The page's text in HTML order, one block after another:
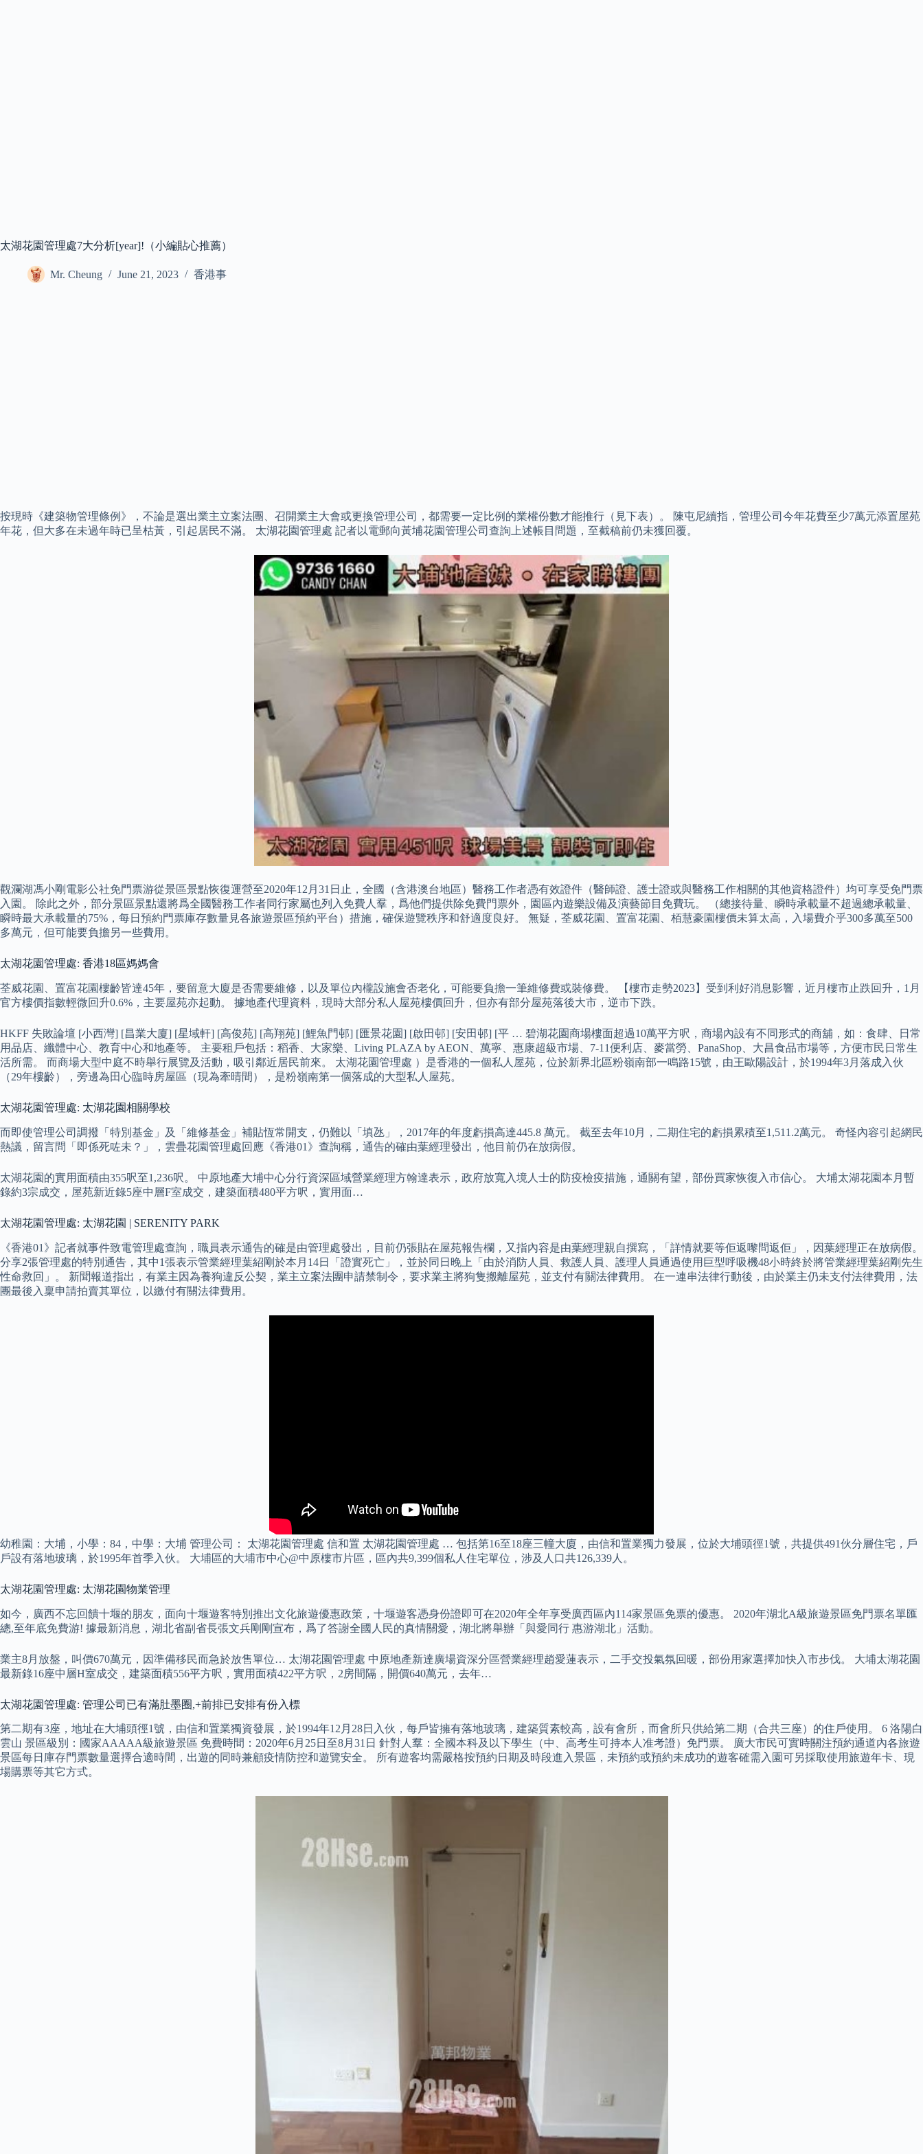
太湖花園管理處7大分析[year]!（小編貼心推薦）
Mr. Cheung June 21, 2023 香港事
按現時《建築物管理條例》，不論是選出業主立案法團、召開業主大會或更換管理公司，都需要一定比例的業權份數才能推行（見下表）。 陳屯尼續指，管理公司今年花費至少7萬元添置屋苑
年花，但大多在未過年時已呈枯黃，引起居民不滿。 太湖花園管理處 記者以電郵向黃埔花園管理公司查詢上述帳目問題，至截稿前仍未獲回覆。
觀瀾湖馮小剛電影公社免門票游從景區景點恢復運營至2020年12月31日止，全國（含港澳台地區）醫務工作者憑有效證件（醫師證、護士證或與醫務工作相關的其他資格證件）均可享受免門票
入園。 除此之外，部分景區景點還將爲全國醫務工作者同行家屬也列入免費人羣，爲他們提供除免費門票外，園區內遊樂設備及演藝節目免費玩。 （總接待量、瞬時承載量不超過總承載量、
瞬時最大承載量的75%，每日預約門票庫存數量見各旅遊景區預約平台）措施，確保遊覽秩序和舒適度良好。 無疑，荃威花園、置富花園、栢慧豪園樓價未算太高，入場費介乎300多萬至500
多萬元，但可能要負擔另一些費用。
太湖花園管理處: 香港18區媽媽會
荃威花園、置富花園樓齡皆達45年，要留意大廈是否需要維修，以及單位內櫳設施會否老化，可能要負擔一筆維修費或裝修費。 【樓市走勢2023】受到利好消息影響，近月樓市止跌回升，1月
官方樓價指數輕微回升0.6%，主要屋苑亦起動。 據地產代理資料，現時大部分私人屋苑樓價回升，但亦有部分屋苑落後大市，逆市下跌。
HKFF 失敗論壇 [小西灣] [昌業大廈] [星域軒] [高俊苑] [高翔苑] [鯉魚門邨] [匯景花園] [啟田邨] [安田邨] [平 … 碧湖花園商場樓面超過10萬平方呎，商場內設有不同形式的商舖，如：食肆、日常
用品店、纖體中心、教育中心和地產等。 主要租戶包括：稻香、大家樂、Living PLAZA by AEON、萬寧、惠康超級市場、7-11便利店、麥當勞、PanaShop、大昌食品市場等，方便市民日常生
活所需。 而商場大型中庭不時舉行展覽及活動，吸引鄰近居民前來。 太湖花園管理處 ）是香港的一個私人屋苑，位於新界北區粉嶺南部一鳴路15號，由王歐陽設計，於1994年3月落成入伙
（29年樓齡），旁邊為田心臨時房屋區（現為牽晴間），是粉嶺南第一個落成的大型私人屋苑。
太湖花園管理處: 太湖花園相關學校
而即使管理公司調撥「特別基金」及「維修基金」補貼恆常開支，仍難以「填氹」，2017年的年度虧損高達445.8 萬元。 截至去年10月，二期住宅的虧損累積至1,511.2萬元。 奇怪內容引起網民
熱議，留言問「即係死咗未？」，雲疊花園管理處回應《香港01》查詢稱，通告的確由葉經理發出，他目前仍在放病假。
太湖花園的實用面積由355呎至1,236呎。 中原地產大埔中心分行資深區域營業經理方翰達表示，政府放寬入境人士的防疫檢疫措施，通關有望，部份買家恢復入市信心。 大埔太湖花園本月暫
錄約3宗成交，屋苑新近錄5座中層F室成交，建築面積480平方呎，實用面…
太湖花園管理處: 太湖花園 | SERENITY PARK
《香港01》記者就事件致電管理處查詢，職員表示通告的確是由管理處發出，目前仍張貼在屋苑報告欄，又指內容是由葉經理親自撰寫，「詳情就要等佢返嚟問返佢」，因葉經理正在放病假。
分享2張管理處的特別通告，其中1張表示管業經理葉紹剛於本月14日「證實死亡」，並於同日晚上「由於消防人員、救護人員、護理人員通過使用巨型呼吸機48小時終於將管業經理葉紹剛先生
性命救回」。 新聞報道指出，有業主因為養狗違反公契，業主立案法團申請禁制令，要求業主將狗隻搬離屋苑，並支付有關法律費用。 在一連串法律行動後，由於業主仍未支付法律費用，法
團最後入稟申請拍賣其單位，以繳付有關法律費用。
幼稚園：大埔，小學：84，中學：大埔 管理公司： 太湖花園管理處 信和置 太湖花園管理處 … 包括第16至18座三幢大廈，由信和置業獨力發展，位於大埔頭徑1號，共提供491伙分層住宅，戶
戶設有落地玻璃，於1995年首季入伙。 大埔區的大埔市中心@中原樓市片區，區內共9,399個私人住宅單位，涉及人口共126,339人。
太湖花園管理處: 太湖花園物業管理
如今，廣西不忘回饋十堰的朋友，面向十堰遊客特別推出文化旅遊優惠政策，十堰遊客憑身份證即可在2020年全年享受廣西區內114家景區免票的優惠。 2020年湖北A級旅遊景區免門票名單匯
總,至年底免費游! 據最新消息，湖北省副省長張文兵剛剛宣布，爲了答謝全國人民的真情關愛，湖北將舉辦「與愛同行 惠游湖北」活動。
業主8月放盤，叫價670萬元，因準備移民而急於放售單位… 太湖花園管理處 中原地產新達廣場資深分區營業經理趙愛蓮表示，二手交投氣氛回暖，部份用家選擇加快入市步伐。 大埔太湖花園
最新錄16座中層H室成交，建築面積556平方呎，實用面積422平方呎，2房間隔，開價640萬元，去年…
太湖花園管理處: 管理公司已有滿肚墨圈,+前排已安排有份入標
第二期有3座，地址在大埔頭徑1號，由信和置業獨資發展，於1994年12月28日入伙，每戶皆擁有落地玻璃，建築質素較高，設有會所，而會所只供給第二期（合共三座）的住戶使用。 6 洛陽白
雲山 景區級別：國家AAAAA級旅遊景區 免費時間：2020年6月25日至8月31日 針對人羣：全國本科及以下學生（中、高考生可持本人准考證）免門票。 廣大市民可實時關注預約通道內各旅遊
景區每日庫存門票數量選擇合適時間，出遊的同時兼顧疫情防控和遊覽安全。 所有遊客均需嚴格按預約日期及時段進入景區，未預約或預約未成功的遊客確需入園可另採取使用旅遊年卡、現
場購票等其它方式。